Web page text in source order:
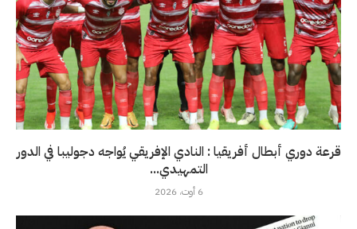
قرعة دوري أبطال أفريقيا : النادي الإفريقي يُواجه دجوليبا في الدور
التمهيدي...
6 أوت، 2026